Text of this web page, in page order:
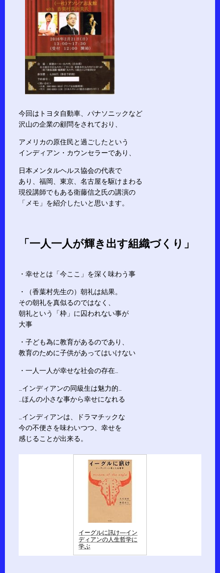
今回はトヨタ自動車、パナソニックなど
沢山の企業の顧問をされており、
アメリカの原住民と過ごしたという
インディアン・カウンセラーであり、
日本メンタルヘルス協会の代表で
あり、福岡、東京、名古屋を駆けまわる
現役講師でもある衛藤信之氏の講演の
「メモ」を紹介したいと思います。
「一人一人が輝き出す組織づくり」
・幸せとは「今ここ」を深く味わう事
・（香葉村先生の）朝礼は結果。
その朝礼を真似るのではなく、
朝礼という「枠」に囚われない事が
大事
・子ども為に教育があるのであり、
教育のために子供があってはいけない
・一人一人が幸せな社会の存在…
…インディアンの同級生は魅力的…
…ほんの小さな事から幸せになれる
…インディアンは、ドラマチックな
今の不便さを味わいつつ、幸せを
感じることが出来る。
イーグルに訊け―イン
ディアンの人生哲学に
学ぶ